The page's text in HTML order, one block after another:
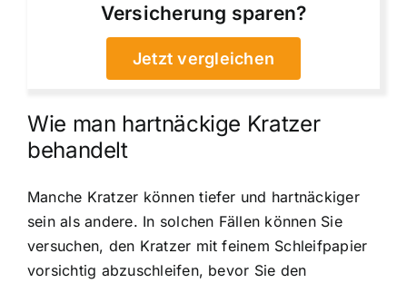
Versicherung sparen?
Jetzt vergleichen
Wie man hartnäckige Kratzer
behandelt
Manche Kratzer können tiefer und hartnäckiger
sein als andere. In solchen Fällen können Sie
versuchen, den Kratzer mit feinem Schleifpapier
vorsichtig abzuschleifen, bevor Sie den